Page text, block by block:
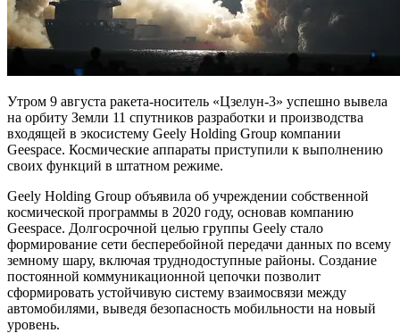
Утром 9 августа ракета-носитель «Цзелун-3» успешно вывела
на орбиту Земли 11 спутников разработки и производства
входящей в экосистему Geely Holding Group компании
Geespace. Космические аппараты приступили к выполнению
своих функций в штатном режиме.
Geely Holding Group объявила об учреждении собственной
космической программы в 2020 году, основав компанию
Geespace. Долгосрочной целью группы Geely стало
формирование сети бесперебойной передачи данных по всему
земному шару, включая труднодоступные районы. Создание
постоянной коммуникационной цепочки позволит
сформировать устойчивую систему взаимосвязи между
автомобилями, выведя безопасность мобильности на новый
уровень.